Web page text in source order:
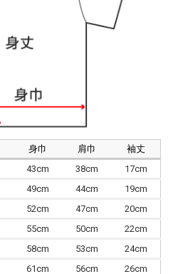
身巾 肩巾
袖丈
43cm 38cm
17cm
49cm 44cm
19cm
52cm 47cm
20cm
55cm 50cm
22cm
58cm 53cm
24cm
61cm 56cm 26cm